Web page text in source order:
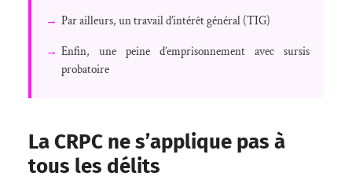
→ Par ailleurs, un travail d’intérêt général (TIG)
→ Enfin, une peine d’emprisonnement avec sursis
probatoire
La CRPC ne s’applique pas à
tous les délits